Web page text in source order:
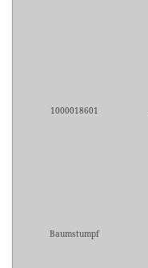
1000018601
Baumstumpf